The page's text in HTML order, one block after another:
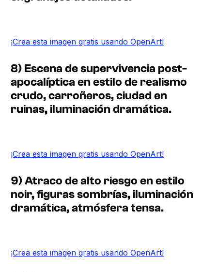
¡Crea esta imagen gratis usando OpenArt!
8) Escena de supervivencia post-
apocalíptica en estilo de realismo
crudo, carroñeros, ciudad en
ruinas, iluminación dramática.
¡Crea esta imagen gratis usando OpenArt!
9) Atraco de alto riesgo en estilo
noir, figuras sombrías, iluminación
dramática, atmósfera tensa.
¡Crea esta imagen gratis usando OpenArt!